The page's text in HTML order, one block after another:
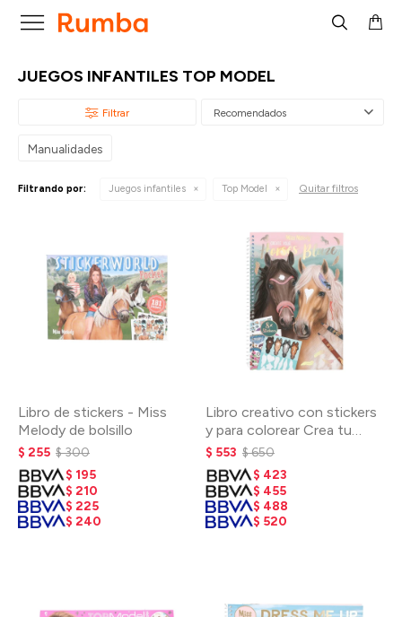

JUEGOS INFANTILES TOP MODEL
Recomendados
Manualidades
Filtrando por: Juegos infantiles Top Model Quitar filtros
Libro de stickers - Miss
Melody de bolsillo
$ 255 $300
$ 195
$ 210
$ 225
$ 240
Libro creativo con stickers
y para colorear Crea tu
caballo Blaze
$ 553 $650
$ 423
$ 455
$ 488
$ 520